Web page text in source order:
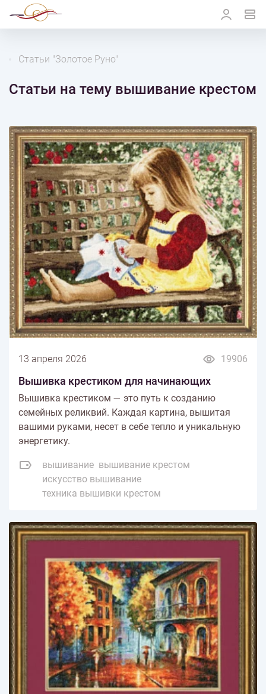
Статьи "Золотое Руно"
Статьи на тему вышивание крестом
19906
13 апреля 2026
Вышивка крестиком для начинающих
Вышивка крестиком — это путь к созданию
семейных реликвий. Каждая картина, вышитая
вашими руками, несет в себе тепло и уникальную
энергетику.
вышивание вышивание крестом
искусство вышивание
техника вышивки крестом